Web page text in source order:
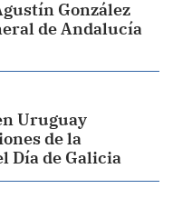
González
de Andalucía
Uruguay
de la
Día de Galicia